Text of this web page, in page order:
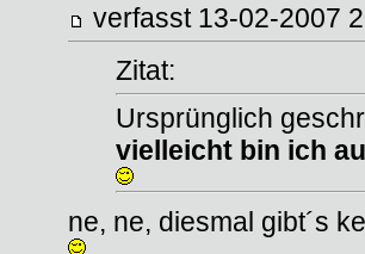
verfasst 13-02-
Zitat:
Ursprünglich
vielleicht bin ich
ne, ne, diesmal gibt´s